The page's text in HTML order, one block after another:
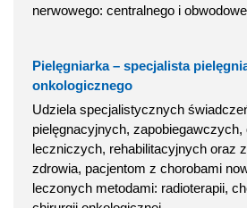
nerwowego: centralnego i
Pielęgniarka – specjalista
onkologicznego
Udziela specjalistycznych
pielęgnacyjnych,
leczniczych, rehabilitacyjnych oraz
zdrowia, pacjentom z chorobami
leczonych metodami: radioterapii,